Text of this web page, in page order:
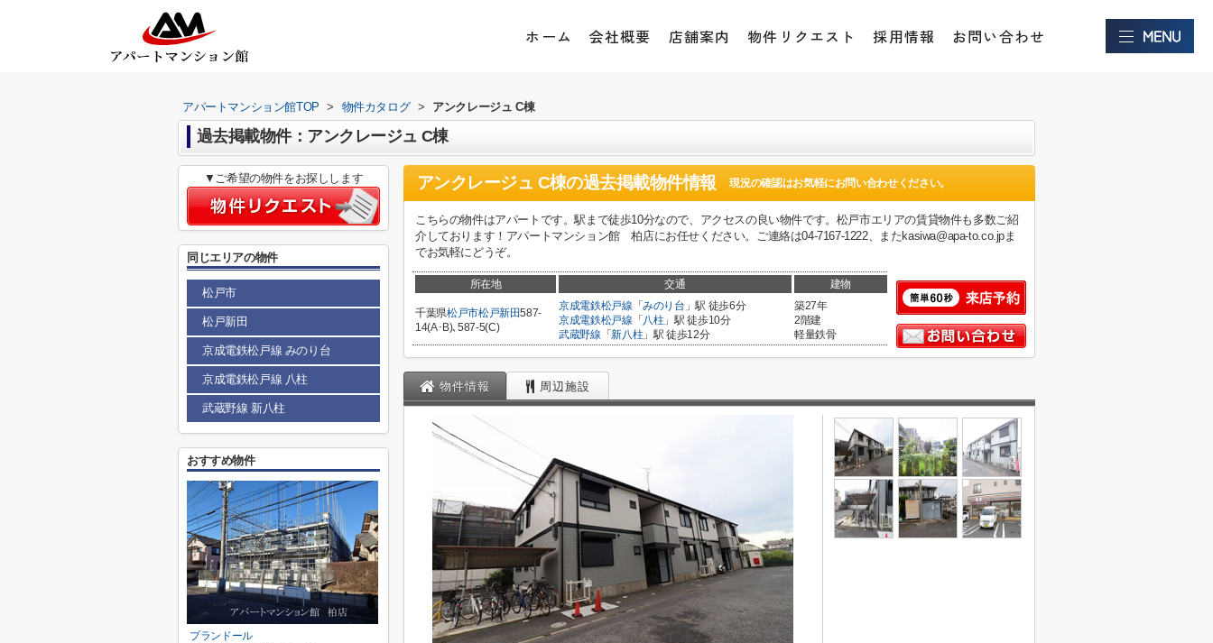
ホーム 会社概要 店舗案内 物件リクエスト 採用情報 お問い合わせ
アパートマンション館TOP > 物件カタログ > アンクレージュ C棟
過去掲載物件：アンクレージュ C棟
アンクレージュ C棟の過去掲載物件情報 現況の確認はお気軽にお問い合わせください。
こちらの物件はアパートです。駅まで徒歩10分なので、アクセスの良い物件です。松戸市エリアの賃貸物件も多数ご紹
介しております！アパートマンション館 柏店にお任せください。ご連絡は04-7167-1222、またkasiwa@apa-to.co.jpま
でお気軽にどうぞ。
所在地 交通 建物
千葉県松戸市松戸新田587-
14(A･B)､587-5(C)
京成電鉄松戸線 「みのり台 」駅 徒歩6分
京成電鉄松戸線 「 八柱」駅 徒歩10分
武蔵野線 「新八柱」駅 徒歩12分
築27年
2階建
軽量鉄骨
物件情報 周辺施設
▼ご希望の物件をお探しします
同じエリアの物件
松戸市
松戸新田
京成電鉄松戸線 みのり台
京成電鉄松戸線 八柱
武蔵野線 新八柱
おすすめ物件
プランドール